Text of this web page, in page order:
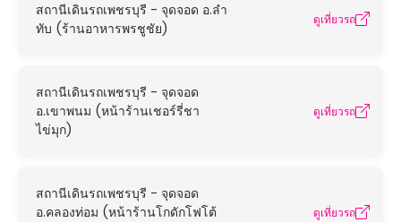
สถานีเดินรถเพชรบุรี - จุดจอด อ.ลำ
ทับ (ร้านอาหารพรชูชัย)
ดูเที่ยวรถ
สถานีเดินรถเพชรบุรี - จุดจอด
อ.เขาพนม (หน้าร้านเชอร์รี่ชา
ไข่มุก)
ดูเที่ยวรถ
สถานีเดินรถเพชรบุรี - จุดจอด
อ.คลองท่อม (หน้าร้านโกดักโฟโต้
ดูเที่ยวรถ